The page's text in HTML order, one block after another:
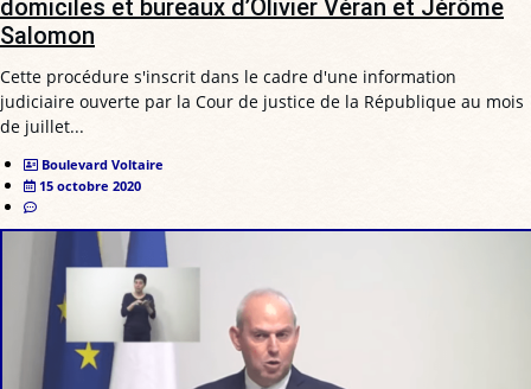
domiciles et bureaux d’Olivier Véran et Jérôme
Salomon
Cette procédure s'inscrit dans le cadre d'une information
judiciaire ouverte par la Cour de justice de la République au mois
de juillet...
Boulevard Voltaire
15 octobre 2020